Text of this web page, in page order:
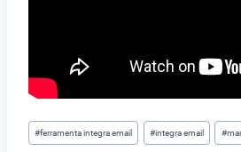
Tags
do
#ferramenta integra email #integra email #